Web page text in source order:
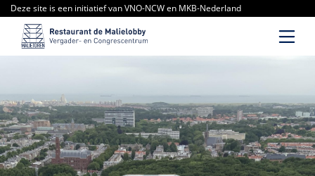
Deze site is een initiatief van VNO-NCW en MKB-Nederland